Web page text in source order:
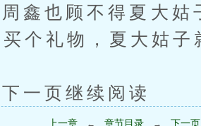
顾不得夏大姑子
个礼物，夏大姑子
页继续阅读
上一章 ← 章节目录 → 下一页